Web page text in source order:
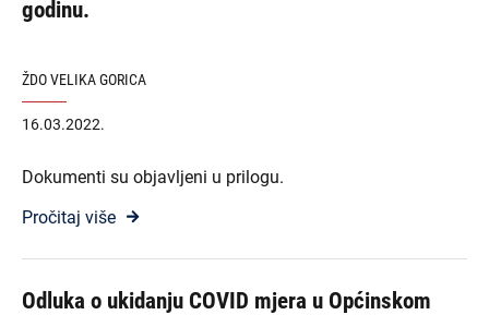
godinu.
ŽDO VELIKA GORICA
16.03.2022.
Dokumenti su objavljeni u prilogu.
Pročitaj više
Odluka o ukidanju COVID mjera u Općinskom